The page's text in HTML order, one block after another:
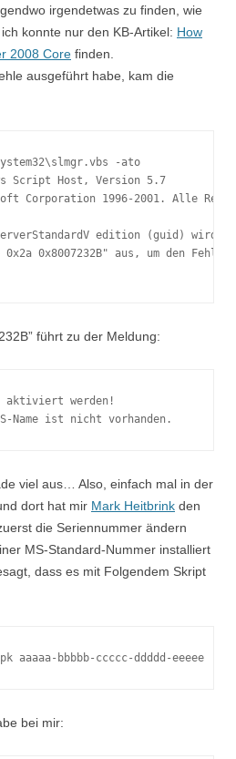
irgendetwas zu finden, wie
konnte nur den KB-Artikel: How
2008 Core finden.
ausgeführt habe, kam die
-ato
Script Host, Version 5.7
Corporation 1996-2001. Alle
ServerStandardV edition (guid)
0x8007232B" aus, um den
führt zu der Meldung:
aktiviert werden!
Name ist nicht vorhanden.
viel aus… Also, einfach mal in der
dort hat mir Mark Heitbrink den
die Seriennummer ändern
MS-Standard-Nummer installiert
dass es mit Folgendem Skript
bbbbb-ccccc-ddddd-eeeee
bei mir: